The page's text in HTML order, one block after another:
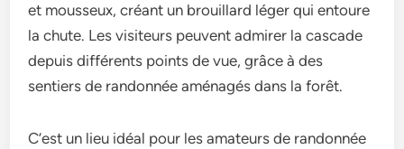
et mousseux, créant un brouillard léger qui entoure
la chute. Les visiteurs peuvent admirer la cascade
depuis différents points de vue, grâce à des
sentiers de randonnée aménagés dans la forêt.
C’est un lieu idéal pour les amateurs de randonnée